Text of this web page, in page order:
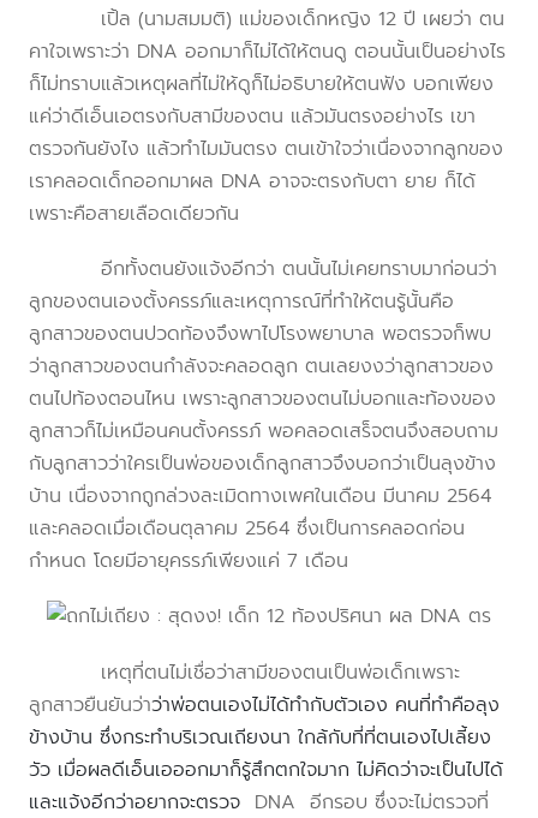
เปิ้ล (นามสมมติ) แม่ของเด็กหญิง 12 ปี เผยว่า ตน
คาใจเพราะว่า DNA ออกมาก็ไม่ได้ให้ตนดู ตอนนั้นเป็นอย่างไร
ก็ไม่ทราบแล้วเหตุผลที่ไม่ให้ดูก็ไม่อธิบายให้ตนฟัง บอกเพียง
แค่ว่าดีเอ็นเอตรงกับสามีของตน แล้วมันตรงอย่างไร เขา
ตรวจกันยังไง แล้วทำไมมันตรง ตนเข้าใจว่าเนื่องจากลูกของ
เราคลอดเด็กออกมาผล DNA อาจจะตรงกับตา ยาย ก็ได้
เพราะคือสายเลือดเดียวกัน
อีกทั้งตนยังแจ้งอีกว่า ตนนั้นไม่เคยทราบมาก่อนว่า
ลูกของตนเองตั้งครรภ์และเหตุการณ์ที่ทำให้ตนรู้นั้นคือ
ลูกสาวของตนปวดท้องจึงพาไปโรงพยาบาล พอตรวจก็พบ
ว่าลูกสาวของตนกำลังจะคลอดลูก ตนเลยงงว่าลูกสาวของ
ตนไปท้องตอนไหน เพราะลูกสาวของตนไม่บอกและท้องของ
ลูกสาวก็ไม่เหมือนคนตั้งครรภ์ พอคลอดเสร็จตนจึงสอบถาม
กับลูกสาวว่าใครเป็นพ่อของเด็กลูกสาวจึงบอกว่าเป็นลุงข้าง
บ้าน เนื่องจากถูกล่วงละเมิดทางเพศในเดือน มีนาคม 2564
และคลอดเมื่อเดือนตุลาคม 2564 ซึ่งเป็นการคลอดก่อน
กำหนด โดยมีอายุครรภ์เพียงแค่ 7 เดือน
เหตุที่ตนไม่เชื่อว่าสามีของตนเป็นพ่อเด็กเพราะ
ลูกสาวยืนยันว่าว่าพ่อตนเองไม่ได้ทำกับตัวเอง คนที่ทำคือลุง
ข้างบ้าน ซึ่งกระทำบริเวณเถียงนา ใกล้กับที่ที่ตนเองไปเลี้ยง
วัว เมื่อผลดีเอ็นเอออกมาก็รู้สึกตกใจมาก ไม่คิดว่าจะเป็นไปได้
และแจ้งอีกว่าอยากจะตรวจ DNA อีกรอบ ซึ่งจะไม่ตรวจที่